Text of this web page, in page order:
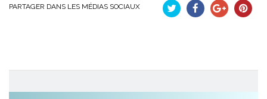
PARTAGER DANS LES MÉDIAS SOCIAUX